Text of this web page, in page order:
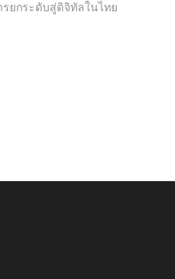
ยกระดับสู่ดิจิทัลในไทย